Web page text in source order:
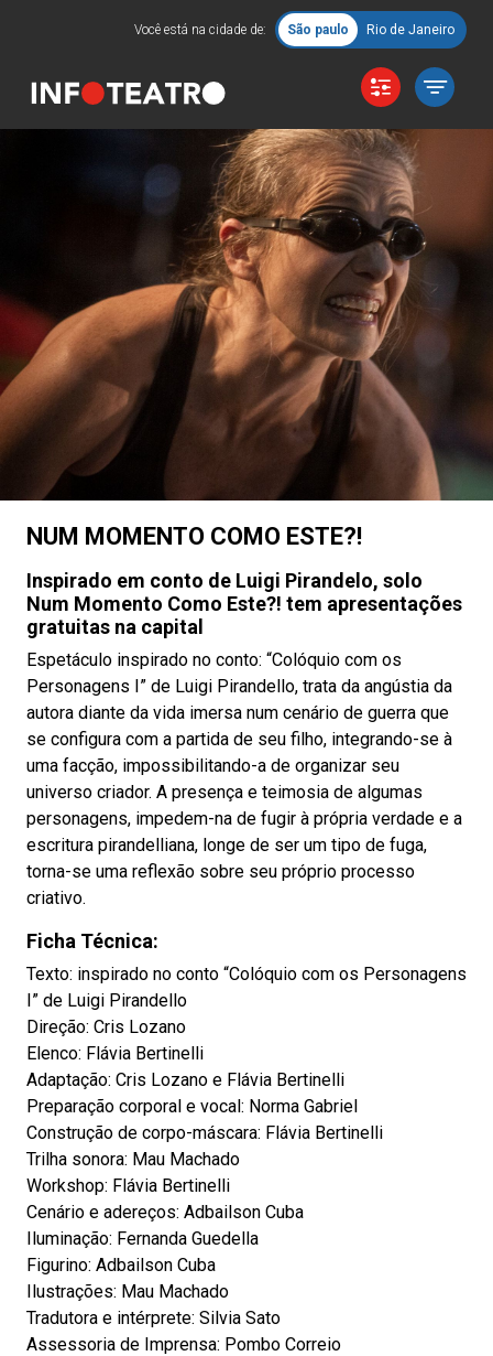
Você está na cidade de: São paulo Rio de Janeiro
NUM MOMENTO COMO ESTE?!
Inspirado em conto de Luigi Pirandelo, solo
Num Momento Como Este?! tem apresentações
gratuitas na capital
Espetáculo inspirado no conto: “Colóquio com os
Personagens I” de Luigi Pirandello, trata da angústia da
autora diante da vida imersa num cenário de guerra que
se configura com a partida de seu filho, integrando-se à
uma facção, impossibilitando-a de organizar seu
universo criador. A presença e teimosia de algumas
personagens, impedem-na de fugir à própria verdade e a
escritura pirandelliana, longe de ser um tipo de fuga,
torna-se uma reflexão sobre seu próprio processo
criativo.
Ficha Técnica:
Texto: inspirado no conto “Colóquio com os Personagens
I” de Luigi Pirandello
Direção: Cris Lozano
Elenco: Flávia Bertinelli
Adaptação: Cris Lozano e Flávia Bertinelli
Preparação corporal e vocal: Norma Gabriel
Construção de corpo-máscara: Flávia Bertinelli
Trilha sonora: Mau Machado
Workshop: Flávia Bertinelli
Cenário e adereços: Adbailson Cuba
Iluminação: Fernanda Guedella
Figurino: Adbailson Cuba
Ilustrações: Mau Machado
Tradutora e intérprete: Silvia Sato
Assessoria de Imprensa: Pombo Correio